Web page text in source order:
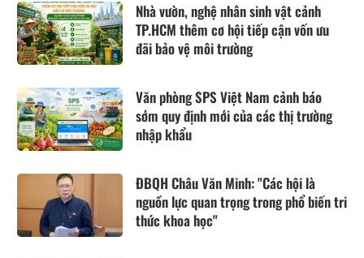
Nhà vườn, nghệ nhân sinh vật cảnh
TP.HCM thêm cơ hội tiếp cận vốn ưu
đãi bảo vệ môi trường
Văn phòng SPS Việt Nam cảnh báo
sớm quy định mới của các thị trường
nhập khẩu
ĐBQH Châu Văn Minh: "Các hội là
nguồn lực quan trọng trong phổ biến tri
thức khoa học"